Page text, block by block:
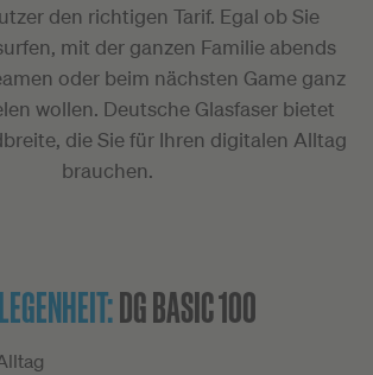
den richtigen Tarif. Egal ob Sie
mit der ganzen Familie abends
oder beim nächsten Game ganz
wollen. Deutsche Glasfaser bietet
die Sie für Ihren digitalen Alltag
brauchen.
DG BASIC 100